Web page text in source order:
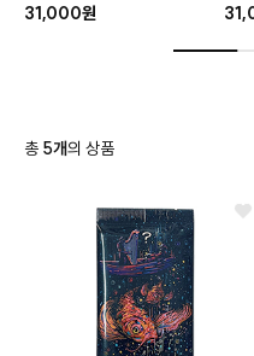
31,000원
총 5개의 상품